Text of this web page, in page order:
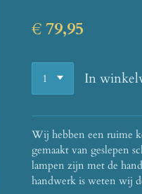
€ 79,95
In
Wij hebben een ruime
gemaakt van geslepen
lampen zijn met de
handwerk is weten wij